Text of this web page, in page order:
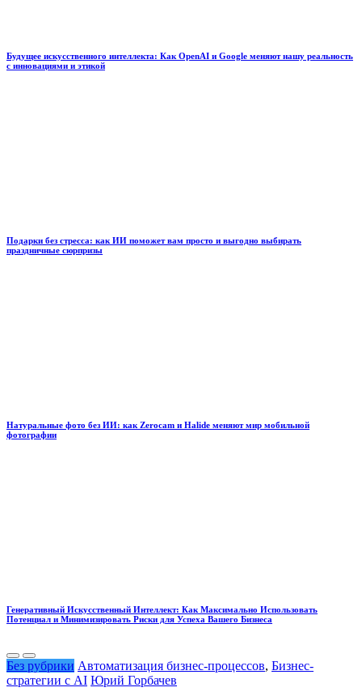
Будущее искусственного интеллекта: Как OpenAI и Google меняют нашу реальность
с инновациями и этикой
Подарки без стресса: как ИИ поможет вам просто и выгодно выбирать
праздничные сюрпризы
Натуральные фото без ИИ: как Zerocam и Halide меняют мир мобильной
фотографии
Генеративный Искусственный Интеллект: Как Максимально Использовать
Потенциал и Минимизировать Риски для Успеха Вашего Бизнеса
Без рубрики Автоматизация бизнес-процессов, Бизнес-
стратегии с AI Юрий Горбачев